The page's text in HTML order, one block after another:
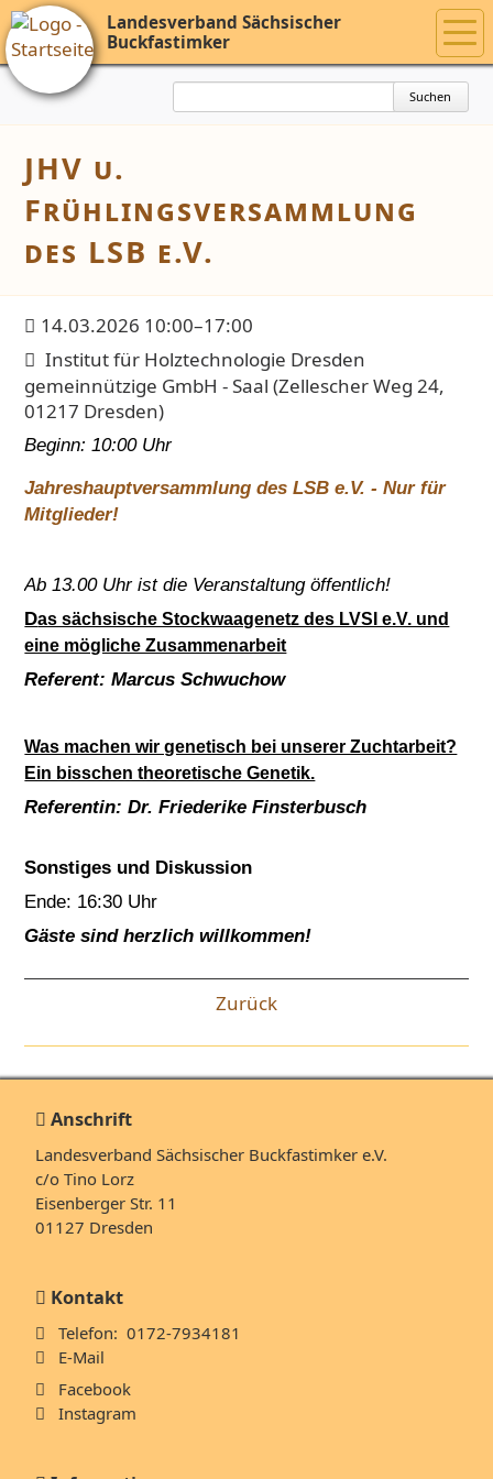
Landesverband Sächsischer
Buckfastimker
Suchen
JHV u.
Frühlingsversammlung
des LSB e.V.
14.03.2026 10:00–17:00
Institut für Holztechnologie Dresden
gemeinnützige GmbH - Saal (Zellescher Weg 24,
01217 Dresden)
Beginn: 10:00 Uhr
Jahreshauptversammlung des LSB e.V. - Nur für
Mitglieder!
Ab 13.00 Uhr ist die Veranstaltung öffentlich!
Das sächsische Stockwaagenetz des LVSI e.V. und
eine mögliche Zusammenarbeit
Referent: Marcus Schwuchow
Was machen wir genetisch bei unserer Zuchtarbeit?
Ein bisschen theoretische Genetik.
Referentin: Dr. Friederike Finsterbusch
Sonstiges und Diskussion
Ende: 16:30 Uhr
Gäste sind herzlich willkommen!
Zurück
Anschrift
Landesverband Sächsischer Buckfastimker e.V.
c/o Tino Lorz
Eisenberger Str. 11
01127 Dresden
Kontakt
Telefon: 0172-7934181
E-Mail
Facebook
Instagram